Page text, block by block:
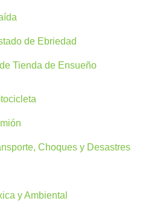
de Ebriedad
Tienda de Ensueño
Choques y Desastres
y Ambiental